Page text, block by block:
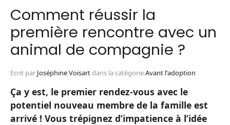
Comment réussir la
première rencontre avec un
animal de compagnie ?
Ecrit par Joséphine Voisartdans la catégorieAvant l'adoption
Ça y est, le premier rendez-vous avec le
potentiel nouveau membre de la famille est
arrivé ! Vous trépignez d’impatience à l’idée